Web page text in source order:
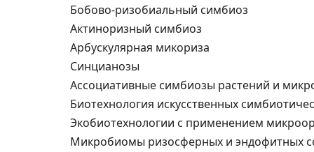
Бобово-ризобиальный симбиоз
Актиноризный симбиоз
Арбускулярная микориза
Синцианозы
Ассоциативные симбиозы растений и
Биотехнология искусственных
Экобиотехнологии с применением
Микробиомы ризосферных и эндофитных